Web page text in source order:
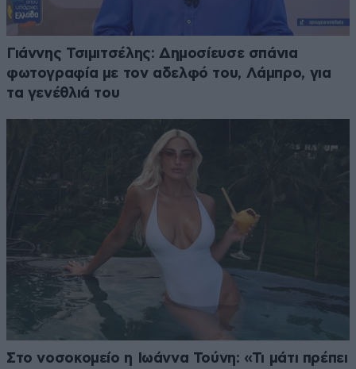
Γιάννης Τσιμιτσέλης: Δημοσίευσε σπάνια
φωτογραφία με τον αδελφό του, Λάμπρο, για
τα γενέθλιά του
Στο νοσοκομείο η Ιωάννα Τούνη: «Τι μάτι πρέπει